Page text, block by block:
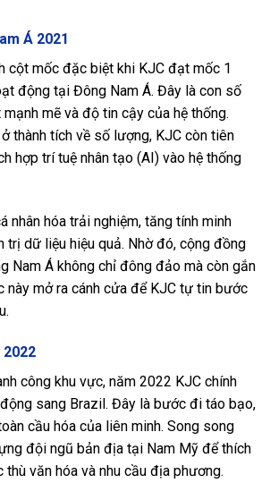
Á 2021
cột mốc đặc biệt khi KJC đạt mốc 1
động tại Đông Nam Á. Đây là con số
mẽ và độ tin cậy của hệ thống.
thành tích về số lượng, KJC còn tiên
hợp trí tuệ nhân tạo (AI) vào hệ thống
nhân hóa trải nghiệm, tăng tính minh
trị dữ liệu hiệu quả. Nhờ đó, cộng đồng
Nam Á không chỉ đông đảo mà còn gắn
này mở ra cánh cửa để KJC tự tin bước
công khu vực, năm 2022 KJC chính
sang Brazil. Đây là bước đi táo bạo,
cầu hóa của liên minh. Song song
đội ngũ bản địa tại Nam Mỹ để thích
văn hóa và nhu cầu địa phương.